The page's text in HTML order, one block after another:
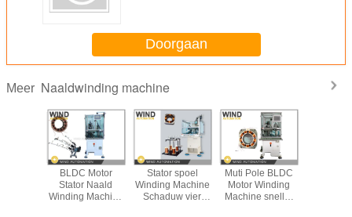
Doorgaan
Meer Naaldwinding machine
BLDC Motor
Stator Naald
Winding Machine
Stator spoel
Winding Machine
Schaduw vier
Muti Pole BLDC
Motor Winding
Machine sneller